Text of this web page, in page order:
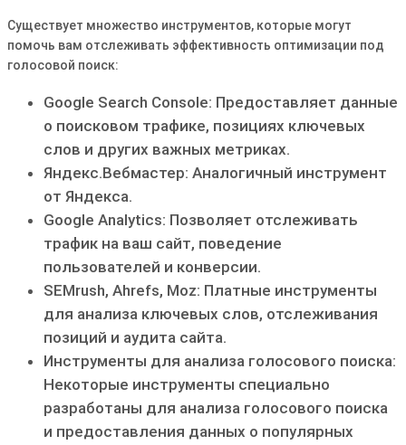
Существует множество инструментов, которые могут
помочь вам отслеживать эффективность оптимизации под
голосовой поиск:
Google Search Console: Предоставляет данные
о поисковом трафике, позициях ключевых
слов и других важных метриках.
Яндекс.Вебмастер: Аналогичный инструмент
от Яндекса.
Google Analytics: Позволяет отслеживать
трафик на ваш сайт, поведение
пользователей и конверсии.
SEMrush, Ahrefs, Moz: Платные инструменты
для анализа ключевых слов, отслеживания
позиций и аудита сайта.
Инструменты для анализа голосового поиска:
Некоторые инструменты специально
разработаны для анализа голосового поиска
и предоставления данных о популярных